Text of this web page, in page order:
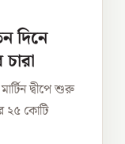
দিনে
দ্বীপে শুরু
২৫ কোটি